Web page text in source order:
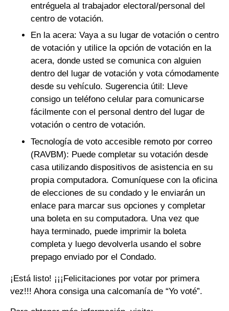
entréguela al trabajador electoral/personal del
centro de votación.
En la acera: Vaya a su lugar de votación o centro
de votación y utilice la opción de votación en la
acera, donde usted se comunica con alguien
dentro del lugar de votación y vota cómodamente
desde su vehículo. Sugerencia útil: Lleve
consigo un teléfono celular para comunicarse
fácilmente con el personal dentro del lugar de
votación o centro de votación.
Tecnología de voto accesible remoto por correo
(RAVBM): Puede completar su votación desde
casa utilizando dispositivos de asistencia en su
propia computadora. Comuníquese con la oficina
de elecciones de su condado y le enviarán un
enlace para marcar sus opciones y completar
una boleta en su computadora. Una vez que
haya terminado, puede imprimir la boleta
completa y luego devolverla usando el sobre
prepago enviado por el Condado.
¡Está listo! ¡¡¡Felicitaciones por votar por primera
vez!!! Ahora consiga una calcomanía de “Yo voté”.